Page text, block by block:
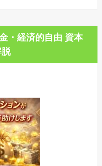
・経済的自由 資本